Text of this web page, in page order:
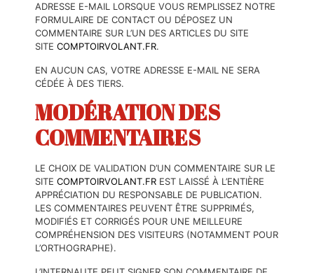
ADRESSE E-MAIL LORSQUE VOUS REMPLISSEZ NOTRE
FORMULAIRE DE CONTACT OU DÉPOSEZ UN
COMMENTAIRE SUR L’UN DES ARTICLES DU SITE
SITE COMPTOIRVOLANT.FR.
EN AUCUN CAS, VOTRE ADRESSE E-MAIL NE SERA
CÉDÉE À DES TIERS.
MODÉRATION DES
COMMENTAIRES
LE CHOIX DE VALIDATION D’UN COMMENTAIRE SUR LE
SITE COMPTOIRVOLANT.FR EST LAISSÉ À L’ENTIÈRE
APPRÉCIATION DU RESPONSABLE DE PUBLICATION.
LES COMMENTAIRES PEUVENT ÊTRE SUPPRIMÉS,
MODIFIÉS ET CORRIGÉS POUR UNE MEILLEURE
COMPRÉHENSION DES VISITEURS (NOTAMMENT POUR
L’ORTHOGRAPHE).